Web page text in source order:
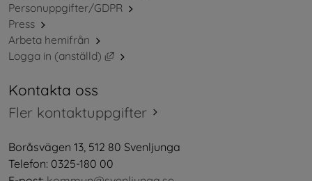
Personuppgifter/GDPR
Press
Arbeta hemifrån
Logga in (anställd)
Länk till annan webbplats, öppnas i nytt
Kontakta oss
Fler kontaktuppgifter
Boråsvägen 13, 512 80 Svenljunga
Telefon: 0325-180 00